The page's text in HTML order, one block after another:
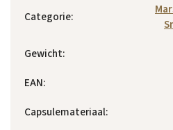
Categorie:
Gewicht:
EAN:
Capsulemateriaal: